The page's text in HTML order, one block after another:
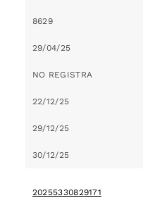
8629
29/04/25
NO REGISTRA
22/12/25
29/12/25
30/12/25
20255330829171